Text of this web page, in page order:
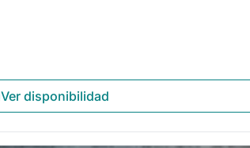
Ver disponibilidad